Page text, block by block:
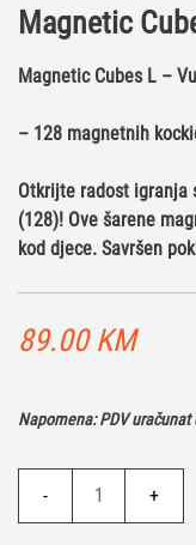
Magnetic
Magnetic Cubes L –
– 128 magnetnih
Otkrijte radost igranja
(128)! Ove šarene
kod djece. Savršen
89.00 KM
Napomena: PDV
- +